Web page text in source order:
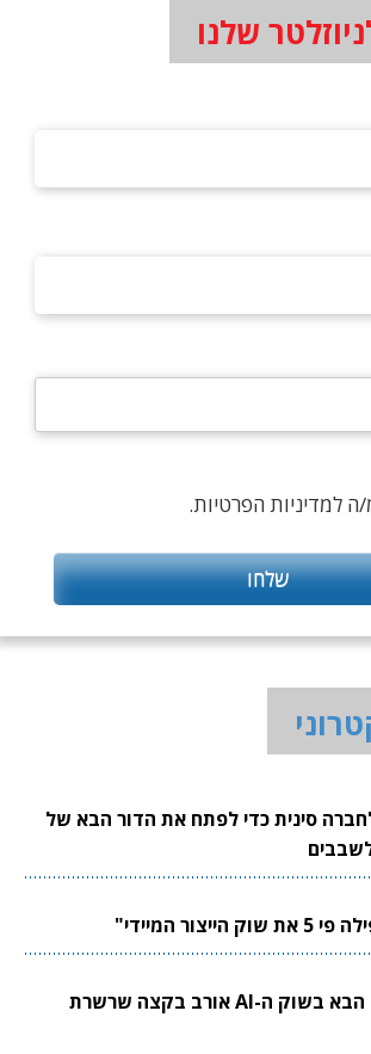
שלנו
ה למדיניות הפרטיות.
סינית כדי לפתח את הדור הבא של
המיידי"
צוואר הבקבוק הבא בשוק ה-AI אורב בקצה שרשרת